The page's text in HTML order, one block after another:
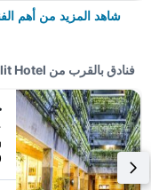
شاهد المزيد من أهم
فنادق بالقرب من Cristalit Hotel